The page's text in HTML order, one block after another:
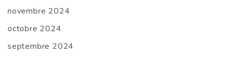
novembre 2024
octobre 2024
septembre 2024